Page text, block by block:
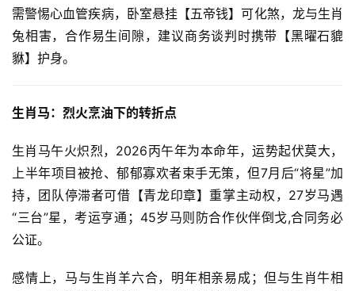
需警惕心血管疾病，卧室悬挂【五帝钱】可化煞，龙与生肖
兔相害，合作易生间隙，建议商务谈判时携带【黑曜石貔
貅】护身。
生肖马：烈火烹油下的转折点
生肖马午火炽烈，2026丙午年为本命年，运势起伏莫大，
上半年项目被抢、郁郁寡欢者束手无策，但7月后“将星”加
持，团队停滞者可借【青龙印章】重掌主动权，27岁马遇
“三台”星，考运亨通；45岁马则防合作伙伴倒戈,合同务必
公证。
感情上，马与生肖羊六合，明年相亲易成；但与生肖牛相